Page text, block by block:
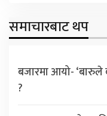
समाचारबाट थप
बजारमा आयो-
?